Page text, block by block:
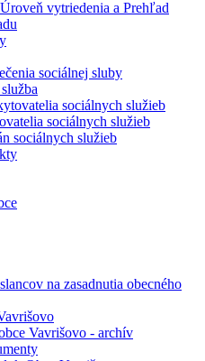
vytriedenia a Prehľad
sociálnej sluby
sociálnych služieb
sociálnych služieb
sociálnych služieb
na zasadnutia obecného
Vavrišovo - archív